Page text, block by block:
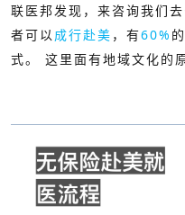
联医邦发现，来咨询我们
者可以 成行赴美 ，有60%
式。 这里面有地域文化的